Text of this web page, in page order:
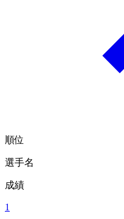
順位
選手名
成績
1